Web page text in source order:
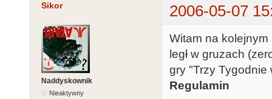
Sikor 2006-05-07
Naddyskownik
Nieaktywny
Witam na
legł w gruzach
gry "Trzy Tygodnie
Regulamin